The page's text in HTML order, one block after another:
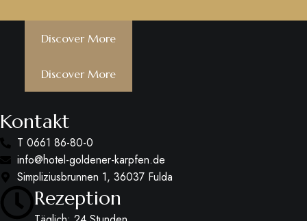
Discover More
Discover More
Kontakt
T 0661 86-80-0
info@hotel-goldener-karpfen.de
Simpliziusbrunnen 1, 36037 Fulda
Rezeption